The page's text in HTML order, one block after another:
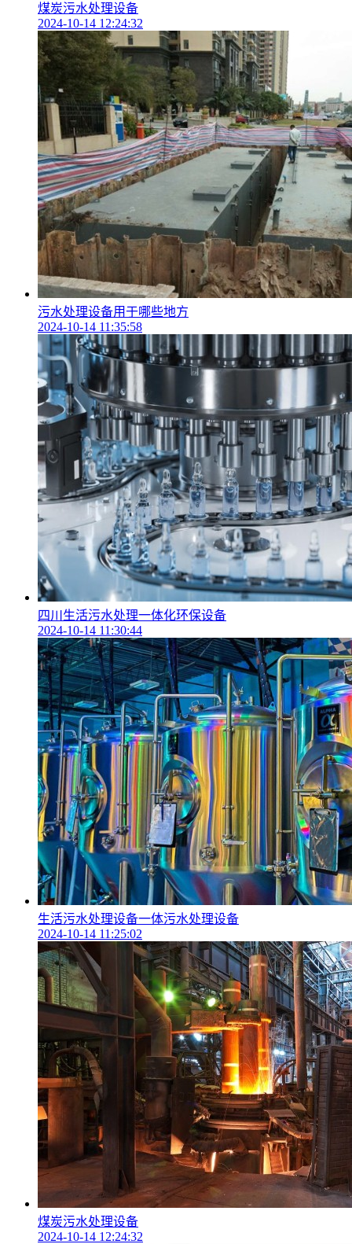
煤炭污水处理设备
2024-10-14 12:24:32
污水处理设备用于哪些地方
2024-10-14 11:35:58
四川生活污水处理一体化环保设备
2024-10-14 11:30:44
生活污水处理设备一体污水处理设备
2024-10-14 11:25:02
煤炭污水处理设备
2024-10-14 12:24:32